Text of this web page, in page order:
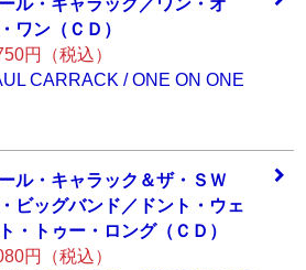
ル・キャラック／ワン・オ
ワン（ＣＤ）
円（税込）
CARRACK / ONE ON ONE
ル・キャラック＆ザ・ＳＷ
ビッグバンド／ドント・ウェ
・
トゥー・ロング（ ＣＤ）
円（税込）